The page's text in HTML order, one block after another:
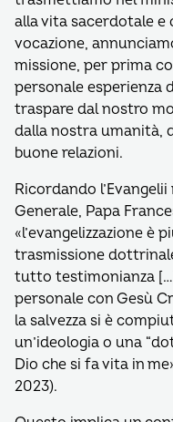
alla vita sacerdotale
vocazione,
missione, per prima
personale esperienza
traspare dal nostro
dalla nostra umanità,
buone relazioni.
Ricordando
Generale, Papa
«l’evangelizzazione è
trasmissione
tutto testimonianza
personale con Gesù
la salvezza si è
un’ideologia o una
Dio che si fa vita in
2023).